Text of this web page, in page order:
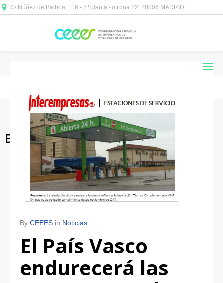
C/ Núñez de Balboa, 116 - 3ª planta - oficina 22, 28006 MADRID
Blog Archives
By CEEES in Noticias
El País Vasco
endurecerá las